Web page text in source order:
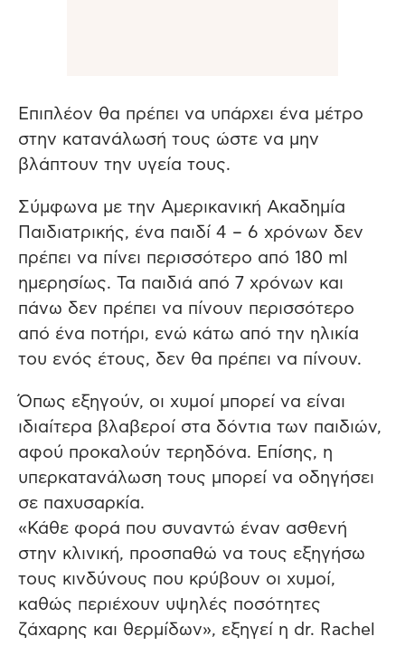
Επιπλέον θα πρέπει να υπάρχει ένα μέτρο
στην κατανάλωσή τους ώστε να μην
βλάπτουν την υγεία τους.
Σύμφωνα με την Αμερικανική Ακαδημία
Παιδιατρικής, ένα παιδί 4 – 6 χρόνων δεν
πρέπει να πίνει περισσότερο από 180 ml
ημερησίως. Τα παιδιά από 7 χρόνων και
πάνω δεν πρέπει να πίνουν περισσότερο
από ένα ποτήρι, ενώ κάτω από την ηλικία
του ενός έτους, δεν θα πρέπει να πίνουν.
Όπως εξηγούν, οι χυμοί μπορεί να είναι
ιδιαίτερα βλαβεροί στα δόντια των παιδιών,
αφού προκαλούν τερηδόνα. Επίσης, η
υπερκατανάλωση τους μπορεί να οδηγήσει
σε παχυσαρκία.
«Κάθε φορά που συναντώ έναν ασθενή
στην κλινική, προσπαθώ να τους εξηγήσω
τους κινδύνους που κρύβουν οι χυμοί,
καθώς περιέχουν υψηλές ποσότητες
ζάχαρης και θερμίδων», εξηγεί η dr. Rachel